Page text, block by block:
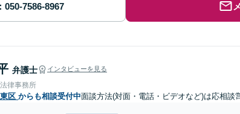
弁護士 インタビューを見る
律事務所
区 からも相談受付中面談方法(対面・電話・ビデオなど)は応相談